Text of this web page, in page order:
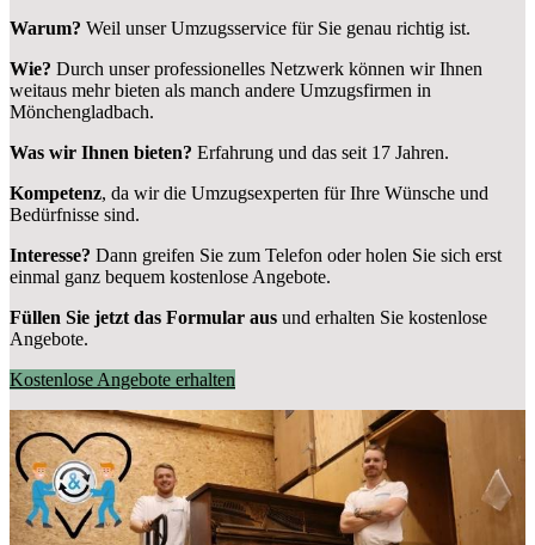
Warum? Weil unser Umzugsservice für Sie genau richtig ist.
Wie? Durch unser professionelles Netzwerk können wir Ihnen
weitaus mehr bieten als manch andere Umzugsfirmen in
Mönchengladbach.
Was wir Ihnen bieten? Erfahrung und das seit 17 Jahren.
Kompetenz, da wir die Umzugsexperten für Ihre Wünsche und
Bedürfnisse sind.
Interesse? Dann greifen Sie zum Telefon oder holen Sie sich erst
einmal ganz bequem kostenlose Angebote.
Füllen Sie jetzt das Formular aus und erhalten Sie kostenlose
Angebote.
Kostenlose Angebote erhalten